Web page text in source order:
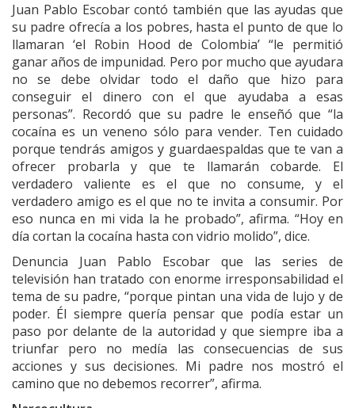
Juan Pablo Escobar contó también que las ayudas que
su padre ofrecía a los pobres, hasta el punto de que lo
llamaran ‘el Robin Hood de Colombia’ “le permitió
ganar años de impunidad. Pero por mucho que ayudara
no se debe olvidar todo el daño que hizo para
conseguir el dinero con el que ayudaba a esas
personas”. Recordó que su padre le enseñó que “la
cocaína es un veneno sólo para vender. Ten cuidado
porque tendrás amigos y guardaespaldas que te van a
ofrecer probarla y que te llamarán cobarde. El
verdadero valiente es el que no consume, y el
verdadero amigo es el que no te invita a consumir. Por
eso nunca en mi vida la he probado”, afirma. “Hoy en
día cortan la cocaína hasta con vidrio molido”, dice.
Denuncia Juan Pablo Escobar que las series de
televisión han tratado con enorme irresponsabilidad el
tema de su padre, “porque pintan una vida de lujo y de
poder. Él siempre quería pensar que podía estar un
paso por delante de la autoridad y que siempre iba a
triunfar pero no medía las consecuencias de sus
acciones y sus decisiones. Mi padre nos mostró el
camino que no debemos recorrer”, afirma.